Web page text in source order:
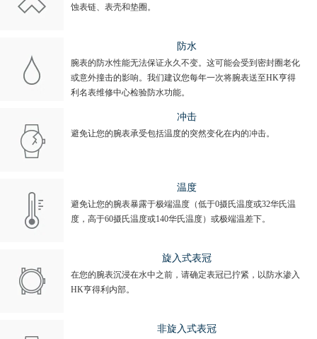
蚀表链、表壳和垫圈。
防水
腕表的防水性能无法保证永久不变。这可能会受到密封圈老化
或意外撞击的影响。我们建议您每年一次将腕表送至HK亨得
利名表维修中心检验防水功能。
冲击
避免让您的腕表承受包括温度的突然变化在内的冲击。
温度
避免让您的腕表暴露于极端温度（低于0摄氏温度或32华氏温
度，高于60摄氏温度或140华氏温度）或极端温差下。
旋入式表冠
在您的腕表沉浸在水中之前，请确定表冠已拧紧，以防水渗入
HK亨得利内部。
非旋入式表冠